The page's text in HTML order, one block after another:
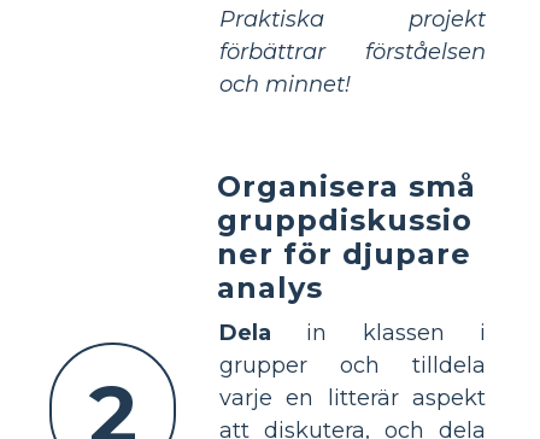
Praktiska projekt
förbättrar förståelsen
och minnet!
2
Organisera små
gruppdiskussio
ner för djupare
analys
Dela in klassen i
grupper och tilldela
varje en litterär aspekt
att diskutera, och dela